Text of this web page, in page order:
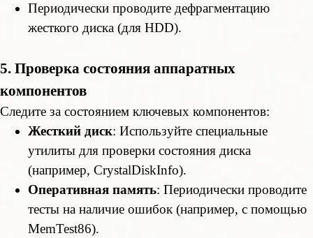
Периодически проводите дефрагментацию
жесткого диска (для HDD).
5. Проверка состояния аппаратных
компонентов
Следите за состоянием ключевых компонентов:
Жесткий диск: Используйте специальные
утилиты для проверки состояния диска
(например, CrystalDiskInfo).
Оперативная память: Периодически проводите
тесты на наличие ошибок (например, с помощью
MemTest86).